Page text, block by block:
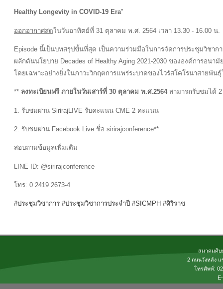
Healthy Longevity in COVID-19 Era"
ออกอากาศสดในวันอาทิตย์ที่ 31 ตุลาคม พ.ศ. 2564 เวลา 13.30 - 16.00 น.
Episode นี้เป็นบทสรุปขั้นที่สุด เป็นความร่วมมือในการจัดการประชุมวิชา
ผลักดันนโยบาย Decades of Healthy Aging 2021-2030 ขององค์การอ
โดยเฉพาะอย่างยิ่งในภาวะวิกฤตการแพร่ระบาดของไวรัสโคโรนาสายพันธุ์
** ลงทะเบียนฟรี ภายในวันเสาร์ที่ 30 ตุลาคม พ.ศ.2564สามารถรับชมได้ 2
1. รับชมผ่าน SirirajLIVE รับคะแนน CME 2 คะแนน
2. รับชมผ่าน Facebook Live ชื่อ sirirajconference**
สอบถามข้อมูลเพิ่มเติม
LINE ID: @sirirajconference
โทร: 0 2419 2673-4
#ประชุมวิชาการ #ประชุมวิชาการประจำปี #SICMPH #ศิริราช
สมาคมศิษ
2 ถนนวังหลัง แ
โทรศัพท์: